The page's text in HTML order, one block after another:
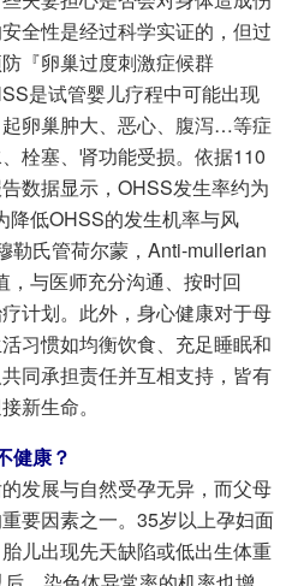
全性是经过科学实证的，但过
『卵巢过度刺激症候群
是试管婴儿疗程中可能出现
卵巢肿大、恶心、腹泻…等症
栓塞、肾功能受损。依据110
数据显示，OHSS发生率约为
降低OHSS的发生机率与风
勒氏管荷尔蒙，Anti-mullerian
与医师充分沟通、按时回
计划。此外，身心健康对于母
习惯如均衡饮食、充足睡眠和
同承担责任并互相支持，皆有
新生命。
健康？
发展与自然受孕无异，而父母
要因素之一。35岁以上孕妇面
儿出现先天缺陷或低出生体重